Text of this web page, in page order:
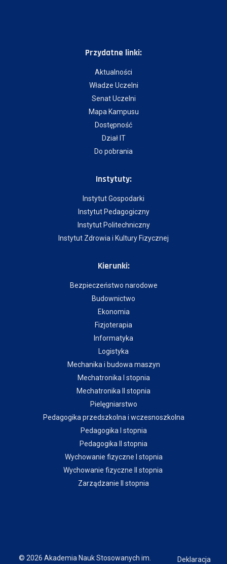
Przydatne linki:
Aktualności
Władze Uczelni
Senat Uczelni
Mapa Kampusu
Dostępność
Dział IT
Do pobrania
Instytuty:
Instytut Gospodarki
Instytut Pedagogiczny
Instytut Politechniczny
Instytut Zdrowia i Kultury Fizycznej
Kierunki:
Bezpieczeństwo narodowe
Budownictwo
Ekonomia
Fizjoterapia
Informatyka
Logistyka
Mechanika i budowa maszyn
Mechatronika I stopnia
Mechatronika II stopnia
Pielęgniarstwo
Pedagogika przedszkolna i wczesnoszkolna
Pedagogika I stopnia
Pedagogika II stopnia
Wychowanie fizyczne I stopnia
Wychowanie fizyczne II stopnia
Zarządzanie II stopnia
© 2026 Akademia Nauk Stosowanych im.
Deklaracja